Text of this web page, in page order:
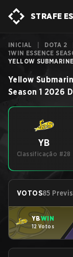
STRAFE
INICIAL DOTA 2
1WIN ESSENCE
YELLOW
Yellow
Season 1 2026
YB
Classificação #28
VOTOS85
YBWIN
12 Votos